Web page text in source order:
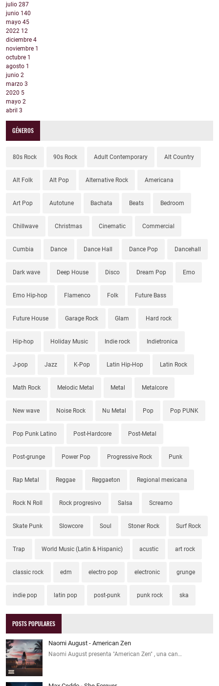
julio 287
junio 140
mayo 45
2022 12
diciembre 4
noviembre 1
octubre 1
agosto 1
junio 2
marzo 3
2020 5
mayo 2
abril 3
GÉNEROS
80s Rock 90s Rock Adult Contemporary Alt Country
Alt Folk Alt Pop Alternative Rock Americana
Art Pop Autotune Bachata Beats Bedroom
Chillwave Christmas Cinematic Commercial
Cumbia Dance Dance Hall Dance Pop Dancehall
Dark wave Deep House Disco Dream Pop Emo
Emo Hip-hop Flamenco Folk Future Bass
Future House Garage Rock Glam Hard rock
Hip-hop Holiday Music Indie rock Indietronica
J-pop Jazz K-Pop Latin Hip-Hop Latin Rock
Math Rock Melodic Metal Metal Metalcore
New wave Noise Rock Nu Metal Pop Pop PUNK
Pop Punk Latino Post-Hardcore Post-Metal
Post-grunge Power Pop Progressive Rock Punk
Rap Metal Reggae Reggaeton Regional mexicana
Rock N Roll Rock progresivo Salsa Screamo
Skate Punk Slowcore Soul Stoner Rock Surf Rock
Trap World Music (Latin & Hispanic) acustic art rock
classic rock edm electro pop electronic grunge
indie pop latin pop post-punk punk rock ska
POSTS POPULARES
Naomi August - American Zen
Naomi August presenta "American Zen" , una can…